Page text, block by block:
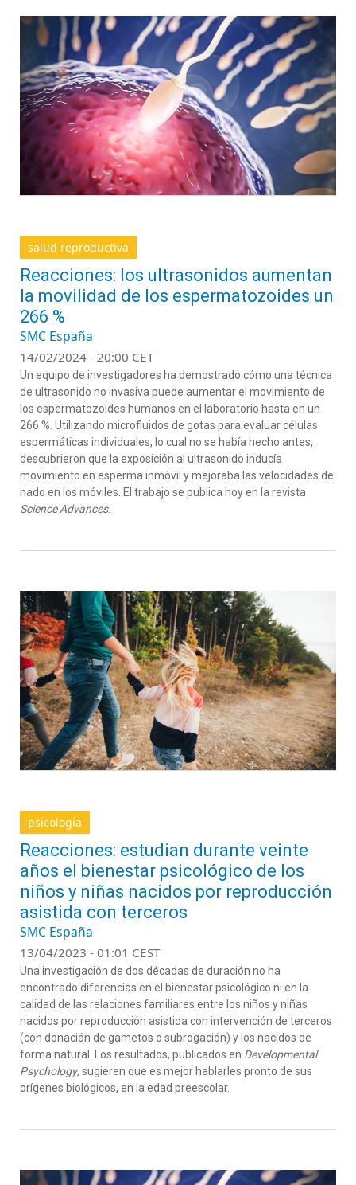
salud reproductiva
Reacciones: los ultrasonidos aumentan
la movilidad de los espermatozoides un
266 %
SMC España
14/02/2024 - 20:00 CET
Un equipo de investigadores ha demostrado cómo una técnica
de ultrasonido no invasiva puede aumentar el movimiento de
los espermatozoides humanos en el laboratorio hasta en un
266 %. Utilizando microfluidos de gotas para evaluar células
espermáticas individuales, lo cual no se había hecho antes,
descubrieron que la exposición al ultrasonido inducía
movimiento en esperma inmóvil y mejoraba las velocidades de
nado en los móviles. El trabajo se publica hoy en la revista
Science Advances.
psicología
Reacciones: estudian durante veinte
años el bienestar psicológico de los
niños y niñas nacidos por reproducción
asistida con terceros
SMC España
13/04/2023 - 01:01 CEST
Una investigación de dos décadas de duración no ha
encontrado diferencias en el bienestar psicológico ni en la
calidad de las relaciones familiares entre los niños y niñas
nacidos por reproducción asistida con intervención de terceros
(con donación de gametos o subrogación) y los nacidos de
forma natural. Los resultados, publicados en Developmental
Psychology, sugieren que es mejor hablarles pronto de sus
orígenes biológicos, en la edad preescolar.